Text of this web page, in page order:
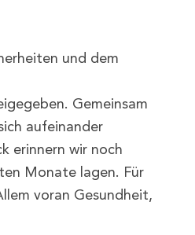
und dem
Gemeinsam
aufeinander
erinnern wir noch
Monate lagen. Für
voran Gesundheit,